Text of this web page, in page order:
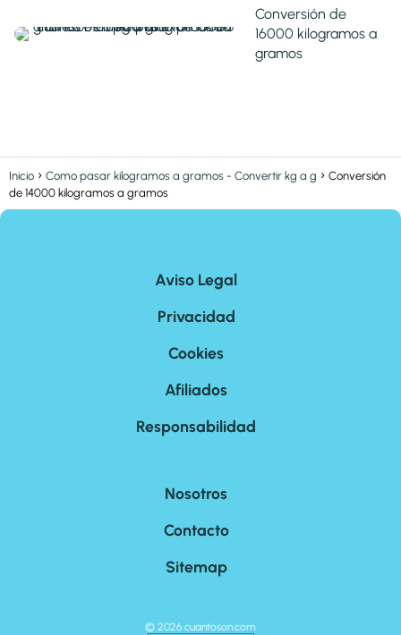
Conversión de
16000 kilogramos a
gramos
Inicio Como pasar kilogramos a gramos - Convertir kg a g
Conversión
de 14000 kilogramos a gramos
Aviso Legal
Privacidad
Cookies
Afiliados
Responsabilidad
Nosotros
Contacto
Sitemap
© 2026 cuantoson.com